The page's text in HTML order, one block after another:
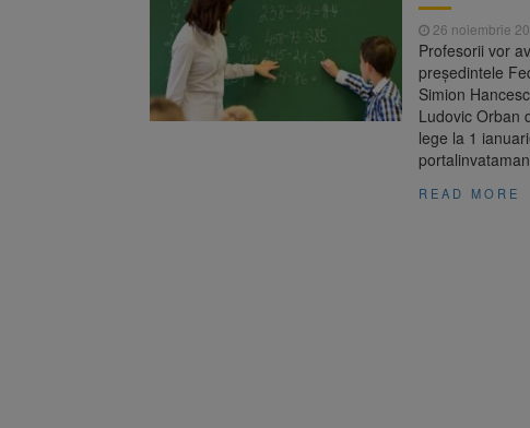
7 august 2026
Trafic blocat
medicale
8 august 2026 Se schimbă
26 noiembrie
Profesorii vor
președintele
Simion
Ludovic Orban
lege la 1
READ MORE